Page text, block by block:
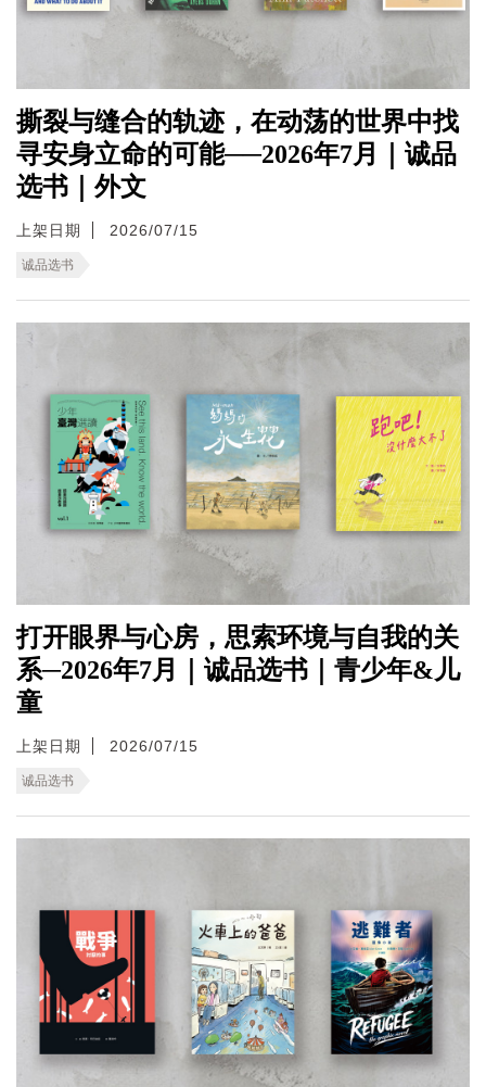
撕裂与缝合的轨迹，在动荡的世界中找
寻安身立命的可能──2026年7月｜诚品
选书｜外文
上架日期 2026/07/15
诚品选书
打开眼界与心房，思索环境与自我的关
系─2026年7月｜诚品选书｜青少年&儿
童
上架日期 2026/07/15
诚品选书